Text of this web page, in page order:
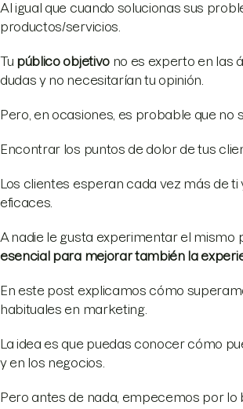
Al igual que cuando solucionas sus
productos/servicios.
Tu público objetivono es experto en las
dudas y no necesitarían tu opinión.
Pero, en ocasiones, es probable que
Encontrar los puntos de dolor de tus
Los clientes esperan cada vez más de
eficaces.
A nadie le gusta experimentar el mismo
esencial para mejorar también la
En este post explicamos cómo
habituales en marketing.
La idea es que puedas conocer cómo
y en los negocios.
Pero antes de nada, empecemos por lo